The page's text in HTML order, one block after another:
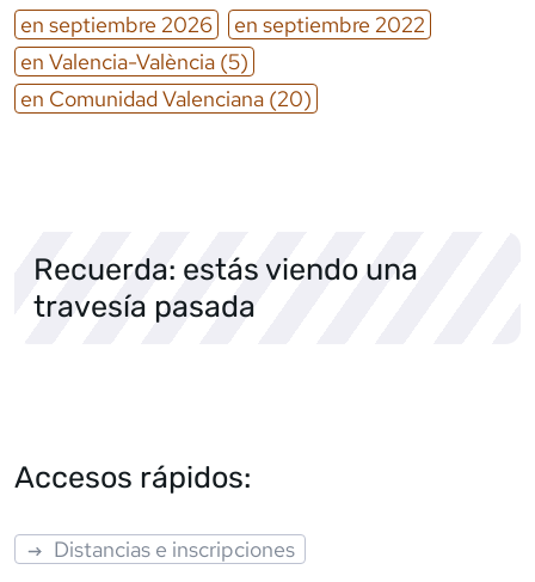
en septiembre 2026 en septiembre 2022
en Valencia-València (5)
en Comunidad Valenciana (20)
Recuerda: estás viendo una
travesía pasada
Accesos rápidos:
Distancias e inscripciones